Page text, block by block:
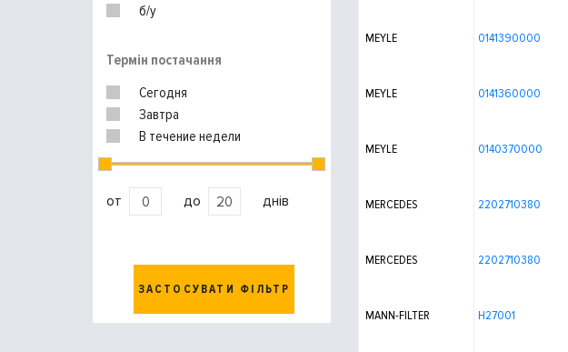
б/у
Термін постачання
Сегодня
Завтра
В течение недели
от до днів
ЗАСТОСУВАТИ ФІЛЬТР
MEYLE 0141390000
MEYLE 0141360000
MEYLE 0140370000
MERCEDES 2202710380
MERCEDES 2202710380
MANN-FILTER H27001